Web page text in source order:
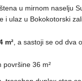
u mirnom naselju
i ulaz u Bokokotorski
m², a sastoji se od dva
površine 36 m²